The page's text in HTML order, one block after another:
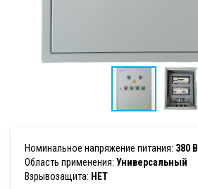
Номинальное напряжение питания: 380 В
Область применения: Универсальный
Взрывозащита: НЕТ